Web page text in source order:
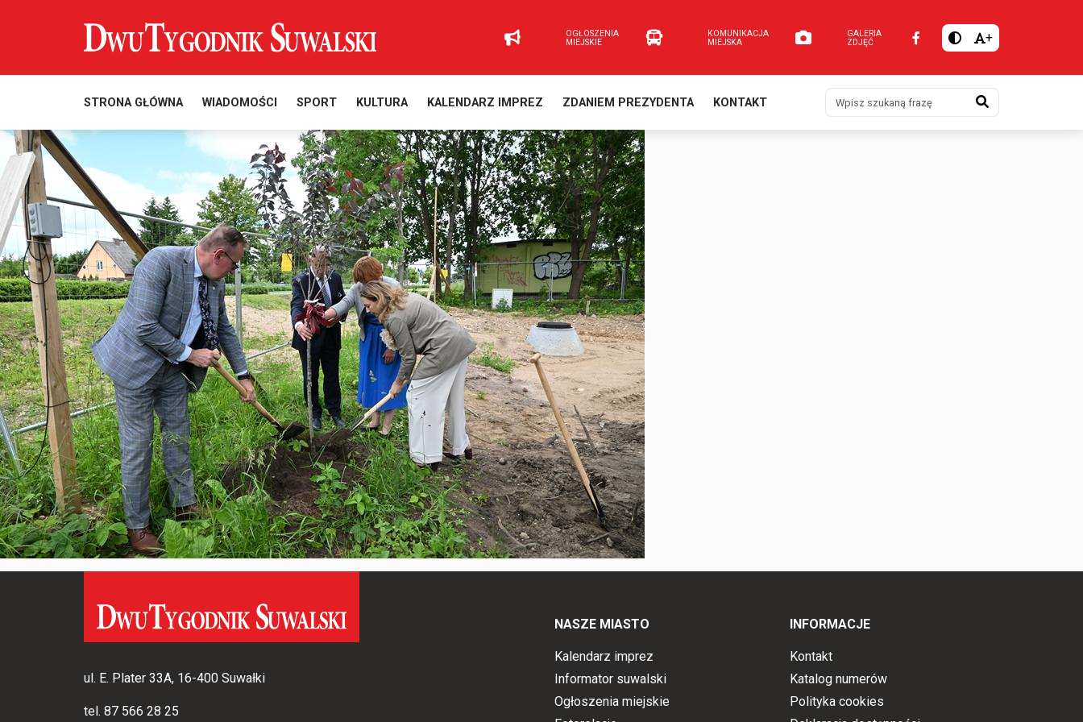
OGŁOSZENIA
MIEJSKIE
KOMUNIKACJA
MIEJSKA
GALERIA
ZDJĘĆ
+
STRONA GŁÓWNA WIADOMOŚCI SPORT KULTURA KALENDARZ IMPREZ ZDANIEM PREZYDENTA KONTAKT
ul. E. Plater 33A, 16-400 Suwałki
tel. 87 566 28 25
NASZE MIASTO
Kalendarz imprez
Informator suwalski
Ogłoszenia miejskie
INFORMACJE
Kontakt
Katalog numerów
Polityka cookies